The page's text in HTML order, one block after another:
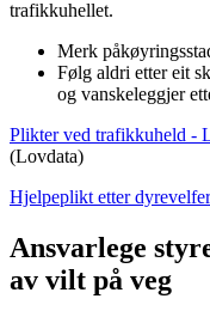
trafikkuhellet.
Merk
Følg aldri etter eit
og vanskeleggjer
Plikter ved trafikkuheld -
(Lovdata)
Hjelpeplikt etter
Ansvarlege
av vilt på veg